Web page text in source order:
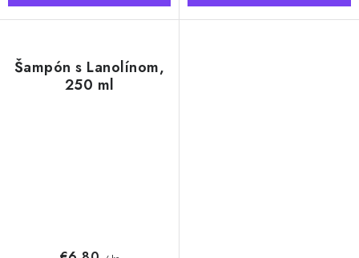
Šampón s Lanolínom,
250 ml